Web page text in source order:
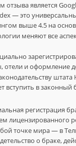
является
— это
выше 4.5 на
меняют все
отели и оформление
в законный
регистрация
лицензированного
точке мира — в
о браке,